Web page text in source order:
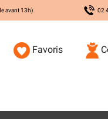
avant 13h) 02
Favoris